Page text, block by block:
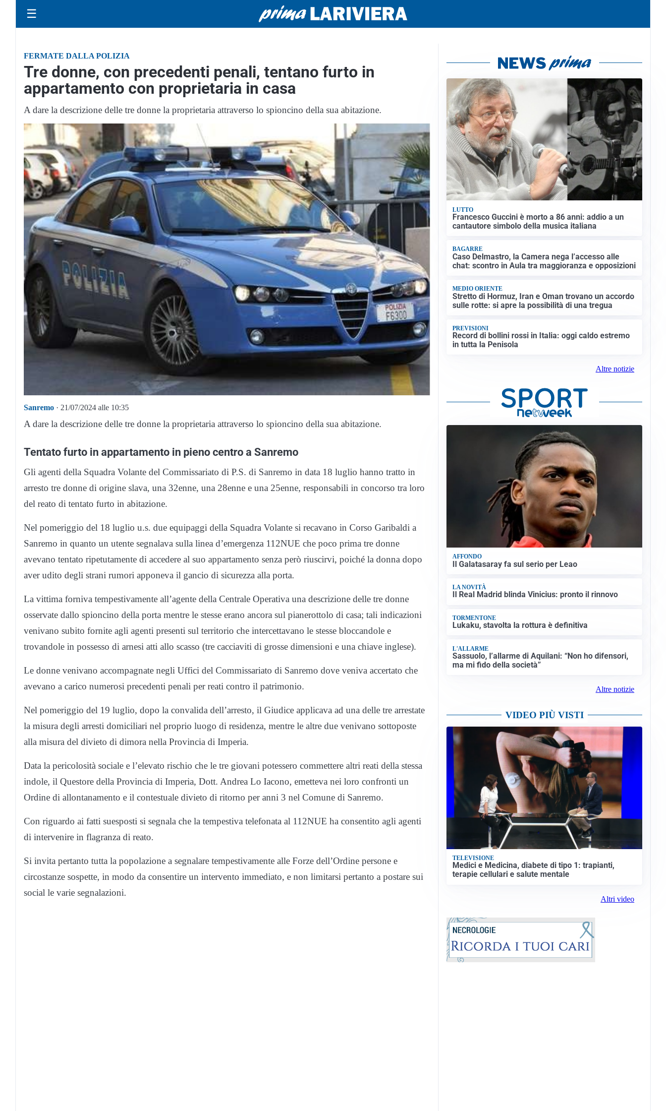
☰
FERMATE DALLA POLIZIA
Tre donne, con precedenti penali, tentano furto in
appartamento con proprietaria in casa
A dare la descrizione delle tre donne la proprietaria attraverso lo spioncino della sua abitazione.
Sanremo · 21/07/2024 alle 10:35
A dare la descrizione delle tre donne la proprietaria attraverso lo spioncino della sua abitazione.
Tentato furto in appartamento in pieno centro a Sanremo
Gli agenti della Squadra Volante del Commissariato di P.S. di Sanremo in data 18 luglio hanno tratto in
arresto tre donne di origine slava, una 32enne, una 28enne e una 25enne, responsabili in concorso tra loro
del reato di tentato furto in abitazione.
Nel pomeriggio del 18 luglio u.s. due equipaggi della Squadra Volante si recavano in Corso Garibaldi a
Sanremo in quanto un utente segnalava sulla linea d’emergenza 112NUE che poco prima tre donne
avevano tentato ripetutamente di accedere al suo appartamento senza però riuscirvi, poiché la donna dopo
aver udito degli strani rumori apponeva il gancio di sicurezza alla porta.
La vittima forniva tempestivamente all’agente della Centrale Operativa una descrizione delle tre donne
osservate dallo spioncino della porta mentre le stesse erano ancora sul pianerottolo di casa; tali indicazioni
venivano subito fornite agli agenti presenti sul territorio che intercettavano le stesse bloccandole e
trovandole in possesso di arnesi atti allo scasso (tre cacciaviti di grosse dimensioni e una chiave inglese).
Le donne venivano accompagnate negli Uffici del Commissariato di Sanremo dove veniva accertato che
avevano a carico numerosi precedenti penali per reati contro il patrimonio.
Nel pomeriggio del 19 luglio, dopo la convalida dell’arresto, il Giudice applicava ad una delle tre arrestate
la misura degli arresti domiciliari nel proprio luogo di residenza, mentre le altre due venivano sottoposte
alla misura del divieto di dimora nella Provincia di Imperia.
Data la pericolosità sociale e l’elevato rischio che le tre giovani potessero commettere altri reati della stessa
indole, il Questore della Provincia di Imperia, Dott. Andrea Lo Iacono, emetteva nei loro confronti un
Ordine di allontanamento e il contestuale divieto di ritorno per anni 3 nel Comune di Sanremo.
Con riguardo ai fatti suesposti si segnala che la tempestiva telefonata al 112NUE ha consentito agli agenti
di intervenire in flagranza di reato.
Si invita pertanto tutta la popolazione a segnalare tempestivamente alle Forze dell’Ordine persone e
circostanze sospette, in modo da consentire un intervento immediato, e non limitarsi pertanto a postare sui
social le varie segnalazioni.
LUTTO
Francesco Guccini è morto a 86 anni: addio a un
cantautore simbolo della musica italiana
BAGARRE
Caso Delmastro, la Camera nega l’accesso alle
chat: scontro in Aula tra maggioranza e opposizioni
MEDIO ORIENTE
Stretto di Hormuz, Iran e Oman trovano un accordo
sulle rotte: si apre la possibilità di una tregua
PREVISIONI
Record di bollini rossi in Italia: oggi caldo estremo
in tutta la Penisola
Altre notizie
AFFONDO
Il Galatasaray fa sul serio per Leao
LA NOVITÀ
Il Real Madrid blinda Vinicius: pronto il rinnovo
TORMENTONE
Lukaku, stavolta la rottura è definitiva
L'ALLARME
Sassuolo, l’allarme di Aquilani: “Non ho difensori,
ma mi fido della società”
Altre notizie
VIDEO PIÙ VISTI
TELEVISIONE
Medici e Medicina, diabete di tipo 1: trapianti,
terapie cellulari e salute mentale
Altri video